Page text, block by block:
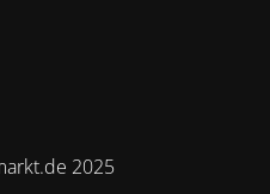
2025